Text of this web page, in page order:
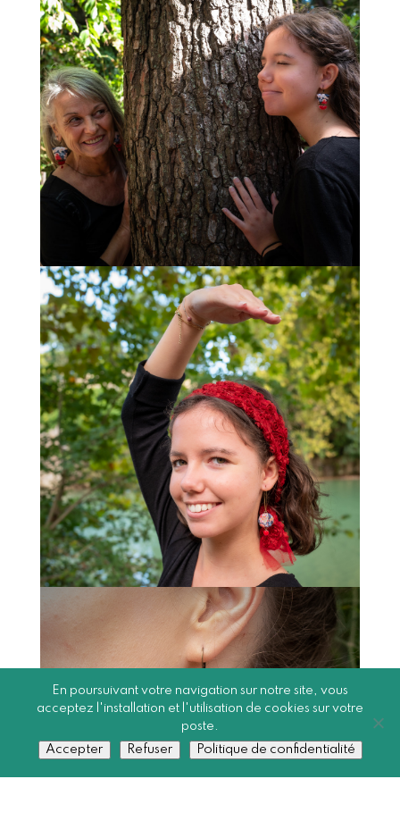
En poursuivant votre navigation sur notre site, vous
acceptez l'installation et l'utilisation de cookies sur votre
poste.
Accepter
Refuser Politique de confidentialité